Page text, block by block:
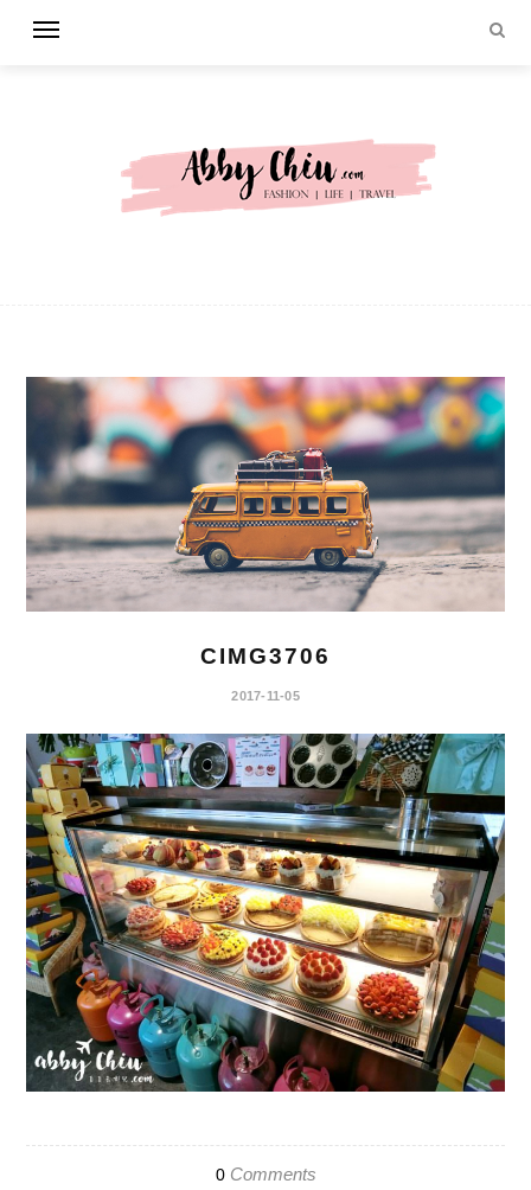
CIMG3706
2017-11-05
0Comments